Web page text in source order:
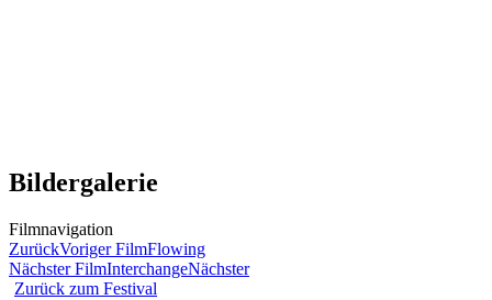
Bildergalerie
Filmnavigation
ZurückVoriger FilmFlowing
Nächster FilmInterchangeNächster
Zurück zum Festival